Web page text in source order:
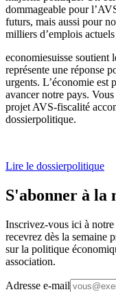
dommageable pour
futurs, mais aussi pour
milliers d’emplois
economiesuisse soutient
représente une réponse
urgents. L’économie est
avancer notre pays.
projet AVS-fiscalité
dossierpolitique.
Lire le dossierpolitique
S'abonner à la
Inscrivez-vous ici à
recevrez dès la semaine
sur la politique
association.
Adresse e-mail